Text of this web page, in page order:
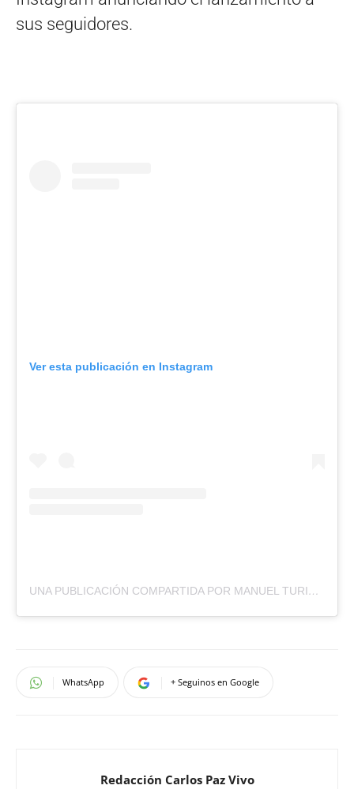
sus seguidores.
Ver esta publicación en Instagram
UNA PUBLICACIÓN COMPARTIDA POR MANUEL TURIZO – MTZ (@MANUELTURIZO)
WhatsApp + Seguinos en Google
Redacción Carlos Paz Vivo